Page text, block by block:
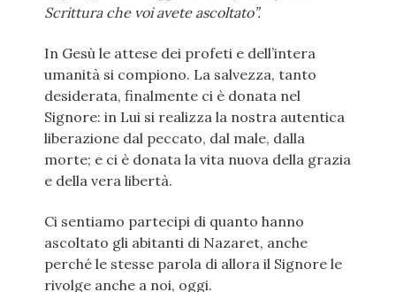
Scrittura che voi avete ascoltato”.
In Gesù le attese dei profeti e dell’intera
umanità si compiono. La salvezza, tanto
desiderata, finalmente ci è donata nel
Signore: in Lui si realizza la nostra autentica
liberazione dal peccato, dal male, dalla
morte; e ci è donata la vita nuova della grazia
e della vera libertà.
Ci sentiamo partecipi di quanto hanno
ascoltato gli abitanti di Nazaret, anche
perché le stesse parola di allora il Signore le
rivolge anche a noi, oggi.